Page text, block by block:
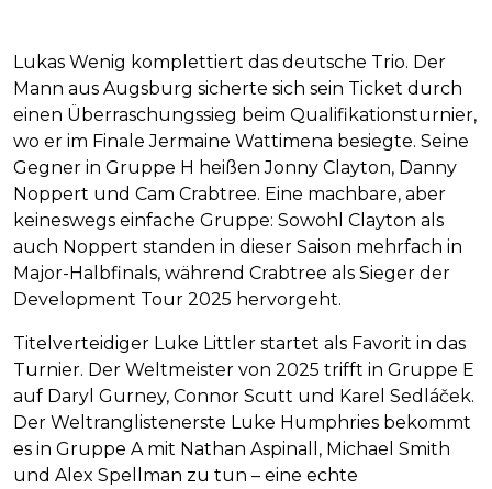
Lukas Wenig komplettiert das deutsche Trio. Der
Mann aus Augsburg sicherte sich sein Ticket durch
einen Überraschungssieg beim Qualifikationsturnier,
wo er im Finale Jermaine Wattimena besiegte. Seine
Gegner in Gruppe H heißen Jonny Clayton, Danny
Noppert und Cam Crabtree. Eine machbare, aber
keineswegs einfache Gruppe: Sowohl Clayton als
auch Noppert standen in dieser Saison mehrfach in
Major-Halbfinals, während Crabtree als Sieger der
Development Tour 2025 hervorgeht.
Titelverteidiger Luke Littler startet als Favorit in das
Turnier. Der Weltmeister von 2025 trifft in Gruppe E
auf Daryl Gurney, Connor Scutt und Karel Sedláček.
Der Weltranglistenerste Luke Humphries bekommt
es in Gruppe A mit Nathan Aspinall, Michael Smith
und Alex Spellman zu tun – eine echte